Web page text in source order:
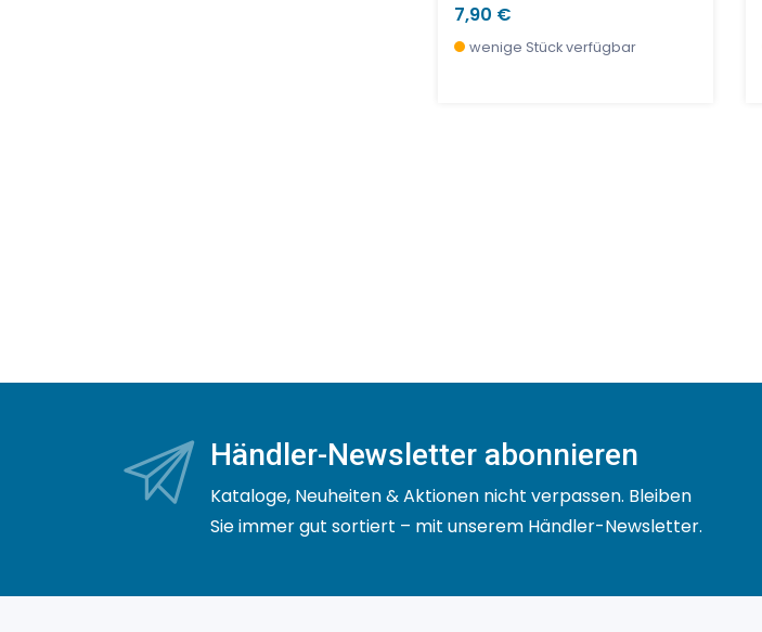
7,90 €
wenige Stück verfügbar
Händler-Newsletter abonnieren
Kataloge, Neuheiten & Aktionen nicht verpassen. Bleiben
Sie immer gut sortiert – mit unserem Händler-Newsletter.